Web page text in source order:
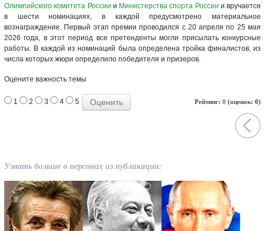
Олимпийского комитета России и Министерства спорта России и вручается
в шести номинациях, в каждой предусмотрено материальное
вознаграждение. Первый этап премии проводился с 20 апреля по 25 мая
2026 года, в этот период все претенденты могли присылать конкурсные
работы. В каждой из номинаций была определена тройка финалистов, из
числа которых жюри определило победителя и призеров.
Оцените важность темы
Рейтинг: 0 (оценок: 0)
1 2 3 4 5
Узнать больше о персонах из публикации: